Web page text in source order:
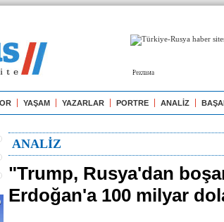
Реклама
YAŞAM YAZARLAR PORTRE ANALİZ
ANALİZ
"Trump, Rusya'dan
Erdoğan'a 100 milyar